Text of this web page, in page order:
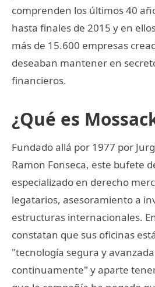
comprenden los últimos 40
hasta finales de 2015 y en
más de 15.600 empresas
deseaban mantener en
financieros.
¿Qué es
Fundado allá por 1977 por
Ramon Fonseca, este bufete
especializado en derecho
legatarios, asesoramiento a
estructuras internacionales.
constatan que sus oficinas
"tecnología segura y
continuamente" y aparte